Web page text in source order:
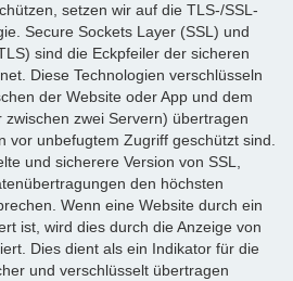
setzen wir auf die TLS-/SSL-
Secure Sockets Layer (SSL) und
sind die Eckpfeiler der sicheren
Diese Technologien verschlüsseln
der Website oder App und dem
zwei Servern) übertragen
vor unbefugtem Zugriff geschützt sind.
und sicherere Version von SSL,
den höchsten
Wenn eine Website durch ein
ist, wird dies durch die Anzeige von
Dies dient als ein Indikator für die
und verschlüsselt übertragen